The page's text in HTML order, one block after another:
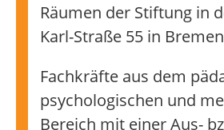
Räumen der Stiftung in
Karl-Straße 55 in
Fachkräfte aus dem
psychologischen und
Bereich mit einer Aus-